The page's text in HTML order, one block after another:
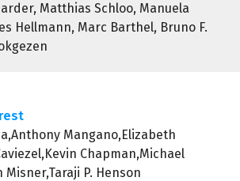
Matthias Schloo, Manuela
Hellmann, Marc Barthel, Bruno F.
Mangano,Elizabeth
Chapman,Michael
Misner,Taraji P. Henson